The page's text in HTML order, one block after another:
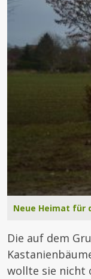
Neue Heimat für
Die auf dem
wollte sie nicht